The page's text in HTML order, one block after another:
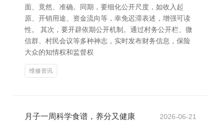
面、竟然、准确。同期，要细化公开尺度，如收入起
原、开销用途、资金流向等，幸免迟滞表述，增强可读
性。 其次，要开辟依期公开机制。通过村务公开栏、微
信群、村民会议等多种神志，实时发布财务信息，保险
大众的知情权和监督权
维修资讯
月子一周科学食谱，养分又健康 2026-06-21